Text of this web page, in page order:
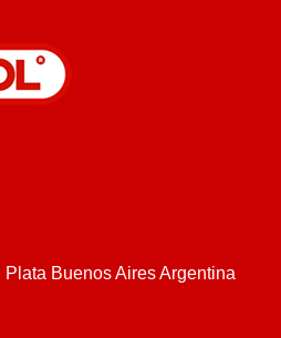
Buenos Aires Argentina